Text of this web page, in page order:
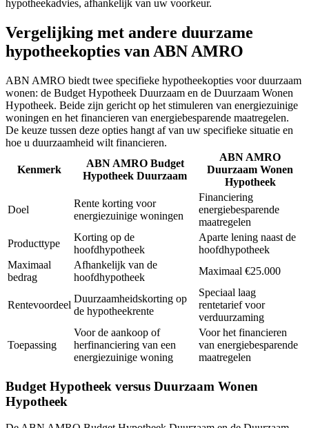
hypotheekadvies, afhankelijk van uw voorkeur.
Vergelijking met andere duurzame
hypotheekopties van ABN AMRO
ABN AMRO biedt twee specifieke hypotheekopties voor duurzaam
wonen: de Budget Hypotheek Duurzaam en de Duurzaam Wonen
Hypotheek. Beide zijn gericht op het stimuleren van energiezuinige
woningen en het financieren van energiebesparende maatregelen.
De keuze tussen deze opties hangt af van uw specifieke situatie en
hoe u duurzaamheid wilt financieren.
Kenmerk
ABN AMRO Budget
Hypotheek Duurzaam
ABN AMRO
Duurzaam Wonen
Hypotheek
Doel
Rente korting voor
energiezuinige woningen
Financiering
energiebesparende
maatregelen
Producttype
Korting op de
hoofdhypotheek
Aparte lening naast de
hoofdhypotheek
Maximaal
bedrag
Afhankelijk van de
hoofdhypotheek
Maximaal €25.000
Rentevoordeel
Duurzaamheidskorting op
de hypotheekrente
Speciaal laag
rentetarief voor
verduurzaming
Toepassing
Voor de aankoop of
herfinanciering van een
energiezuinige woning
Voor het financieren
van energiebesparende
maatregelen
Budget Hypotheek versus Duurzaam Wonen
Hypotheek